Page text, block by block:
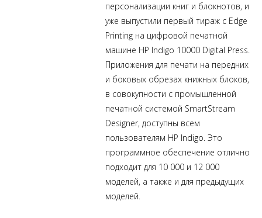
персонализации книг и блокнотов, и
уже выпустили первый тираж с Edge
Printing на цифровой печатной
машине HP Indigo 10000 Digital Press.
Приложения для печати на передних
и боковых обрезах книжных блоков,
в совокупности с промышленной
печатной системой SmartStream
Designer, доступны всем
пользователям HP Indigo. Это
программное обеспечение отлично
подходит для 10 000 и 12 000
моделей, а также и для предыдущих
моделей.